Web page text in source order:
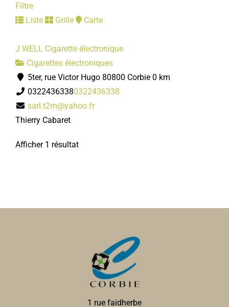
Filtre
Liste
Grille Carte
J WELL Cigarette électronique
Cigarettes électroniques
5ter, rue Victor Hugo 80800 Corbie 0 km
03224363380322436338
sarl.t2m@yahoo.fr
Thierry Cabaret
Afficher 1 résultat
1 rue faidherbe